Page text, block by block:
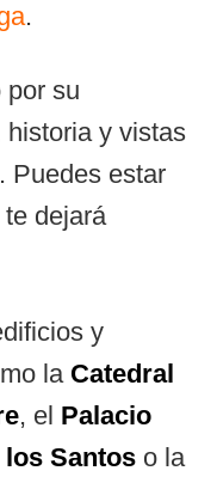
.
por su
historia y vistas
Puedes estar
dejará
y
la Catedral
, el Palacio
los Santos o la